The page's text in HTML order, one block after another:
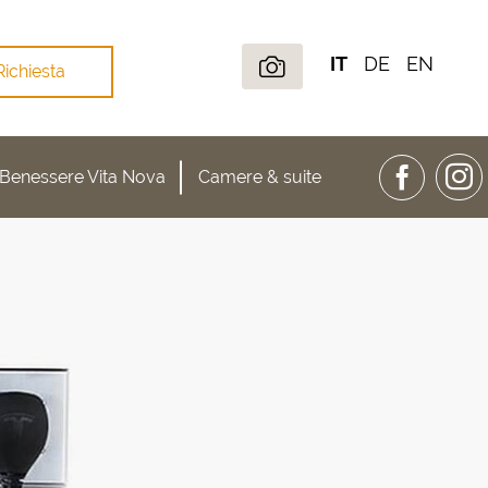
IT DE EN
Benessere Vita Nova Camere & suite